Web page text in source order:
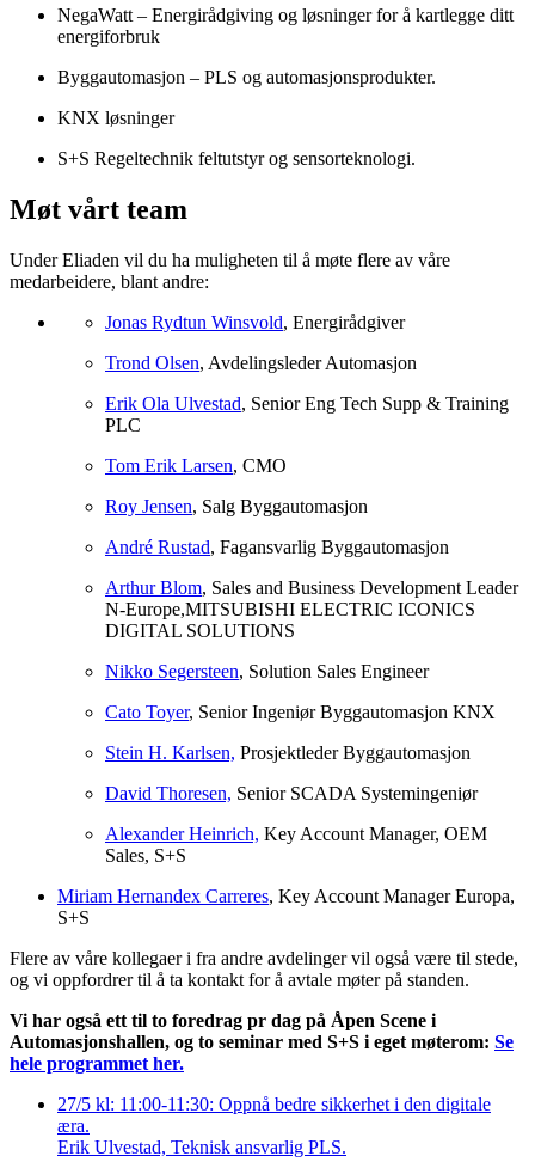
NegaWatt – Energirådgiving og løsninger for å kartlegge ditt
energiforbruk
Byggautomasjon – PLS og automasjonsprodukter.
KNX løsninger
S+S Regeltechnik feltutstyr og sensorteknologi.
Møt vårt team
Under Eliaden vil du ha muligheten til å møte flere av våre
medarbeidere, blant andre:
Jonas Rydtun Winsvold, Energirådgiver
Trond Olsen, Avdelingsleder Automasjon
Erik Ola Ulvestad, Senior Eng Tech Supp & Training
PLC
Tom Erik Larsen, CMO
Roy Jensen, Salg Byggautomasjon
André Rustad, Fagansvarlig Byggautomasjon
Arthur Blom, Sales and Business Development Leader
N-Europe,MITSUBISHI ELECTRIC ICONICS
DIGITAL SOLUTIONS
Nikko Segersteen, Solution Sales Engineer
Cato Toyer, Senior Ingeniør Byggautomasjon KNX
Stein H. Karlsen, Prosjektleder Byggautomasjon
David Thoresen, Senior SCADA Systemingeniør
Alexander Heinrich, Key Account Manager, OEM
Sales, S+S
Miriam Hernandex Carreres, Key Account Manager Europa,
S+S
Flere av våre kollegaer i fra andre avdelinger vil også være til stede,
og vi oppfordrer til å ta kontakt for å avtale møter på standen.
Vi har også ett til to foredrag pr dag på Åpen Scene i
Automasjonshallen, og to seminar med S+S i eget møterom: Se
hele programmet her.
27/5 kl: 11:00-11:30: Oppnå bedre sikkerhet i den digitale
æra.
Erik Ulvestad, Teknisk ansvarlig PLS.